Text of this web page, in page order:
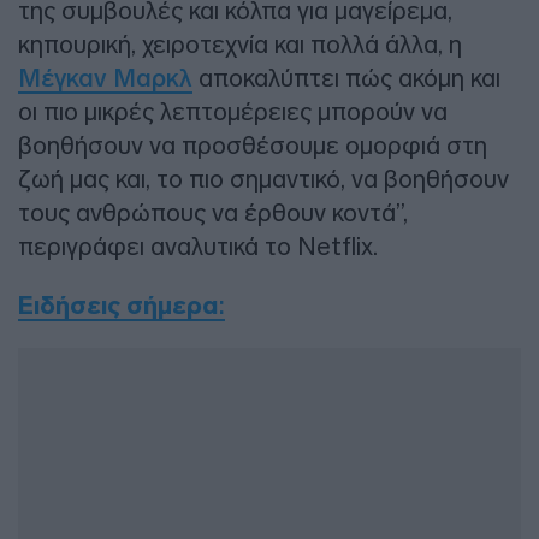
της συμβουλές και κόλπα για μαγείρεμα,
κηπουρική, χειροτεχνία και πολλά άλλα, η
Μέγκαν Μαρκλ αποκαλύπτει πώς ακόμη και
οι πιο μικρές λεπτομέρειες μπορούν να
βοηθήσουν να προσθέσουμε ομορφιά στη
ζωή μας και, το πιο σημαντικό, να βοηθήσουν
τους ανθρώπους να έρθουν κοντά”,
περιγράφει αναλυτικά το Netflix.
Ειδήσεις σήμερα: